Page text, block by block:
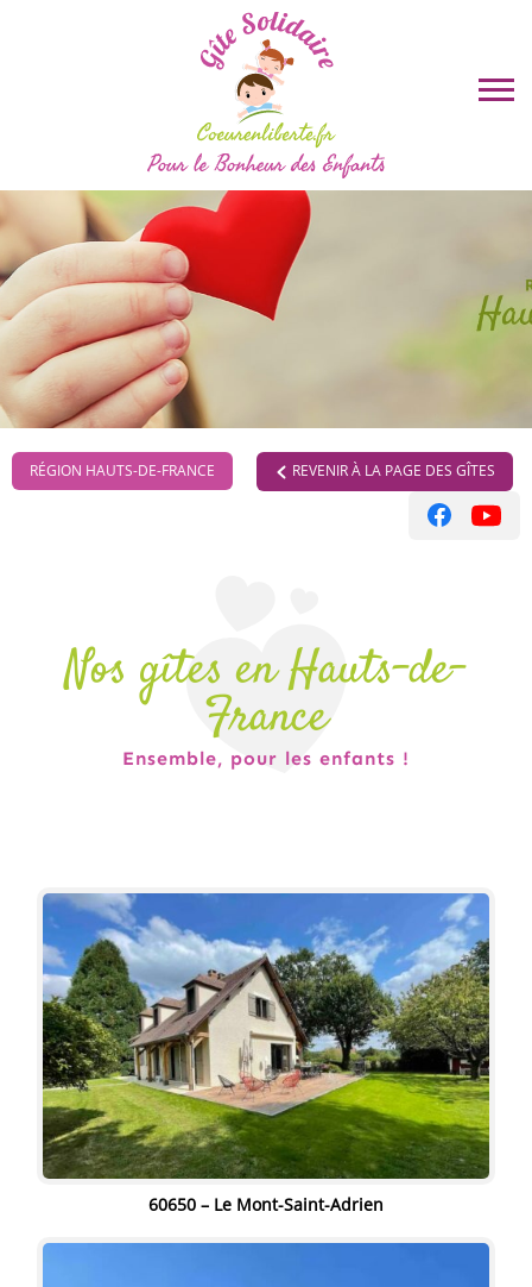
RÉGION HAUTS-DE-FRANCE REVENIR À LA PAGE DES GÎTES
Nos gîtes en Hauts-de-
France
Ensemble, pour les enfants !
60650 – Le Mont-Saint-Adrien